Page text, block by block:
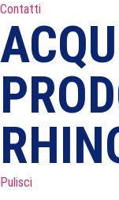
Contatti
Pulisci